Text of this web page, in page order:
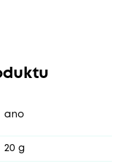
ano
20 g